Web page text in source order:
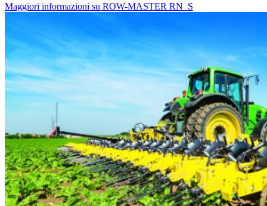
Maggiori informazioni su ROW-MASTER RN_S